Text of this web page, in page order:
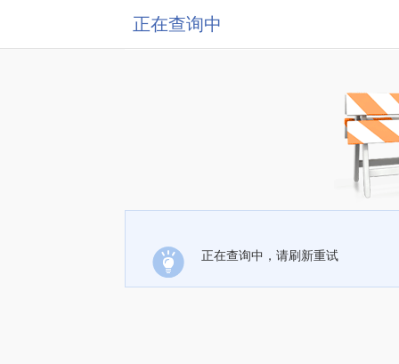
正在查询中
正在查询中，请刷新重试